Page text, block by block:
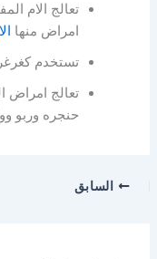
تعالج الام
امراض منها
تستخدم
تعالج امراض
حنجره وربو
السابق